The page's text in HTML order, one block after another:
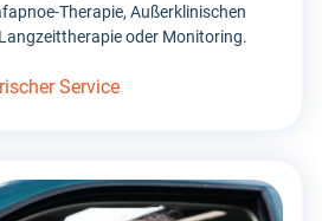
Therapie, Außerklinischen
oder Monitoring.
Service